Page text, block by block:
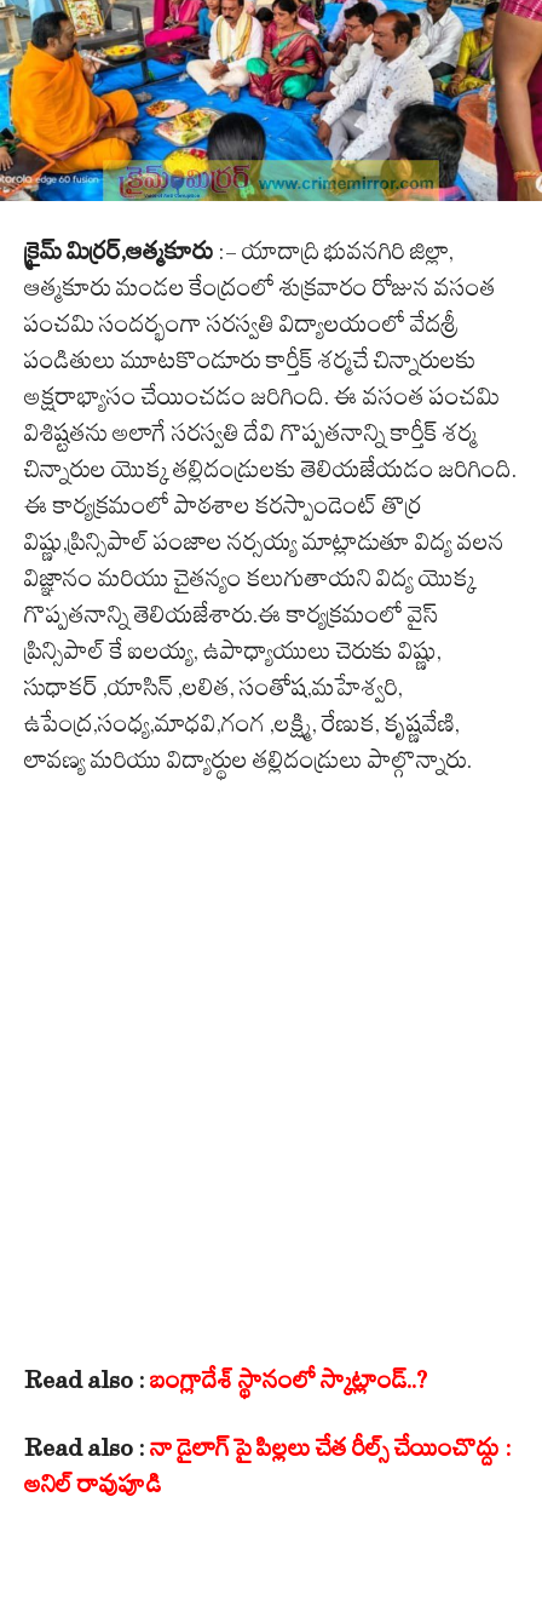
క్రైమ్ మిర్రర్,ఆత్మకూరు :- యాదాద్రి భువనగిరి జిల్లా,
ఆత్మకూరు మండల కేంద్రంలో శుక్రవారం రోజున వసంత
పంచమి సందర్భంగా సరస్వతి విద్యాలయంలో వేదశ్రీ
పండితులు మూటకొండూరు కార్తీక్ శర్మచే చిన్నారులకు
అక్షరాభ్యాసం చేయించడం జరిగింది. ఈ వసంత పంచమి
విశిష్టతను అలాగే సరస్వతి దేవి గొప్పతనాన్ని కార్తీక్ శర్మ
చిన్నారుల యొక్క తల్లిదండ్రులకు తెలియజేయడం జరిగింది.
ఈ కార్యక్రమంలో పాఠశాల కరస్పాండెంట్ తొర్ర
విష్ణు,ప్రిన్సిపాల్ పంజాల నర్సయ్య మాట్లాడుతూ విద్య వలన
విజ్ఞానం మరియు చైతన్యం కలుగుతాయని విద్య యొక్క
గొప్పతనాన్ని తెలియజేశారు.ఈ కార్యక్రమంలో వైస్
ప్రిన్సిపాల్ కే ఐలయ్య, ఉపాధ్యాయులు చెరుకు విష్ణు,
సుధాకర్ ,యాసిన్ ,లలిత, సంతోష,మహేశ్వరి,
ఉపేంద్ర,సంధ్య,మాధవి,గంగ ,లక్ష్మి, రేణుక, కృష్ణవేణి,
లావణ్య మరియు విద్యార్థుల తల్లిదండ్రులు పాల్గొన్నారు.
Read also : బంగ్లాదేశ్ స్థానంలో స్కాట్లాండ్..?
Read also : నా డైలాగ్ పై పిల్లలు చేత రీల్స్ చేయించొద్దు :
అనిల్ రావుపూడి